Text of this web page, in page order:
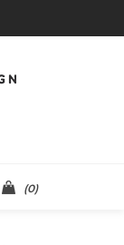
(0)